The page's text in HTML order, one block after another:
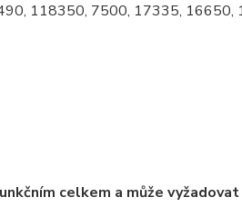
118350, 7500, 17335, 16650,
celkem a může